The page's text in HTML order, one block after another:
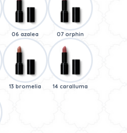
06 azalea 07 orphin
13 bromelia 14 caralluma